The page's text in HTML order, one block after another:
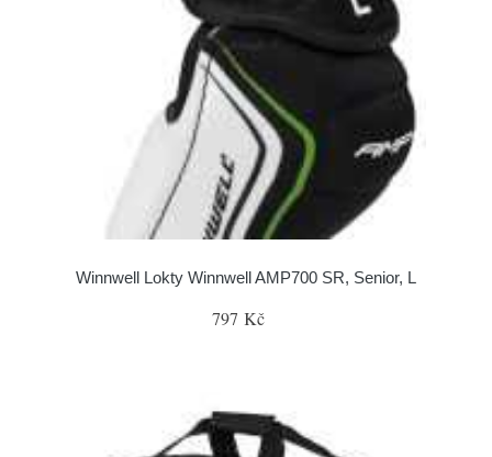
Winnwell Lokty Winnwell AMP700 SR, Senior, L
797 Kč